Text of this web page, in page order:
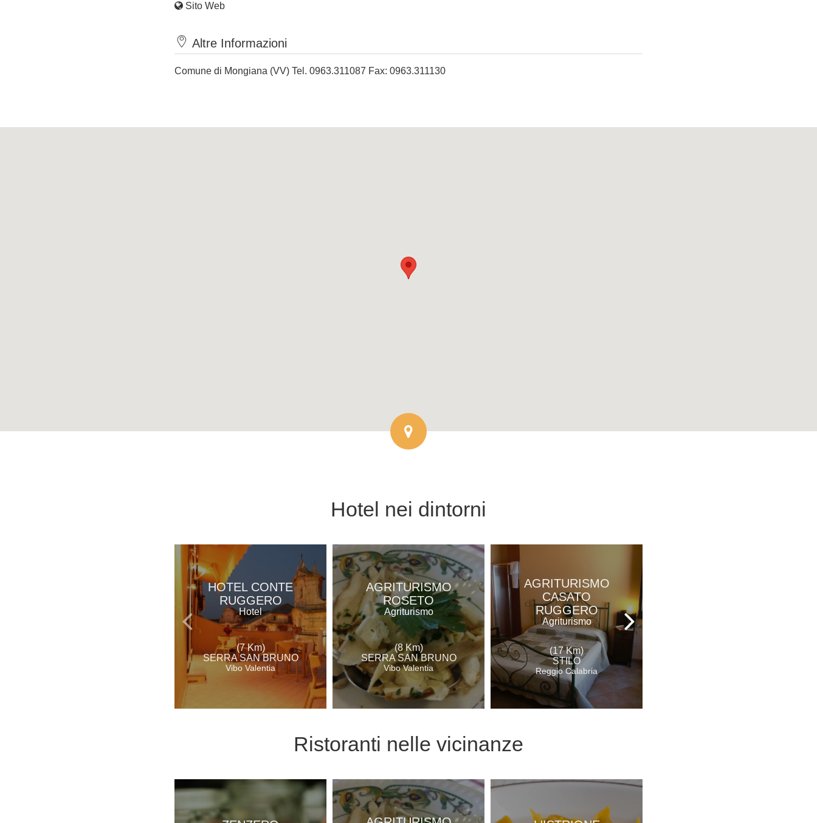
Sito Web
Altre Informazioni
Comune di Mongiana (VV) Tel. 0963.311087 Fax: 0963.311130
Hotel nei dintorni
HOTEL CONTE
RUGGERO
Hotel
(7 Km)
SERRA SAN BRUNO
Vibo Valentia
AGRITURISMO
ROSETO
Agriturismo
(8 Km)
SERRA SAN BRUNO
Vibo Valentia
AGRITURISMO
CASATO
RUGGERO
Agriturismo
(17 Km)
STILO
Reggio Calabria
Ristoranti nelle vicinanze